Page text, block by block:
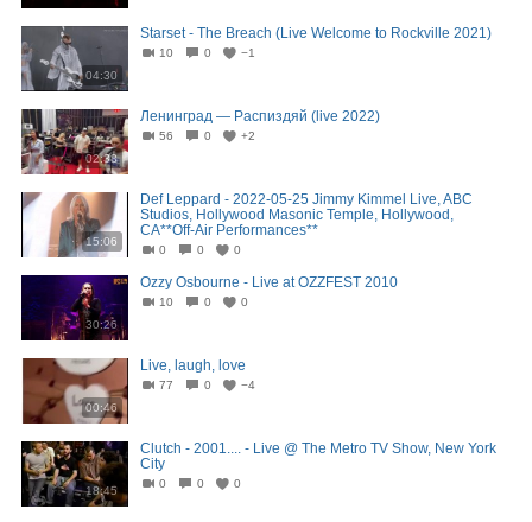
04:30
Starset - The Breach (Live Welcome to Rockville 2021)
10 0 −1
02:38
Ленинград — Распиздяй (live 2022)
56 0 +2
15:06
Def Leppard - 2022-05-25 Jimmy Kimmel Live, ABC
Studios, Hollywood Masonic Temple, Hollywood,
CA**Off-Air Performances**
0 0 0
30:26
Ozzy Osbourne - Live at OZZFEST 2010
10 0 0
00:46
Live, laugh, love
77 0 −4
18:45
Clutch - 2001.... - Live @ The Metro TV Show, New York
City
0 0 0